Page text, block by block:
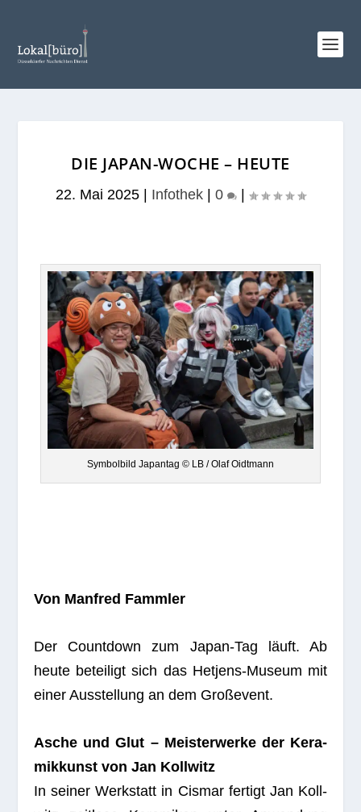
DIE JAPAN-WOCHE – HEUTE
22. Mai 2025 Infothek 0
Sym­bol­bild Japan­tag © LB / Olaf Oidtmann
Von Man­fred Fammler
Der Count­down zum Japan-Tag läuft. Ab
heute betei­ligt sich das Het­jens-Museum mit
einer Aus­stel­lung an dem Großevent.
Asche und Glut – Meis­ter­werke der Kera­
mik­kunst von Jan Koll­witz
In sei­ner Werk­statt in Cis­mar fer­tigt Jan Koll­